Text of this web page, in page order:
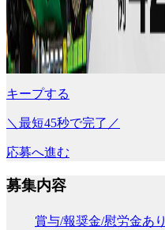
キープする
＼最短45秒で完了／
応募へ進む
募集内容
賞与/報奨金/慰労金あり